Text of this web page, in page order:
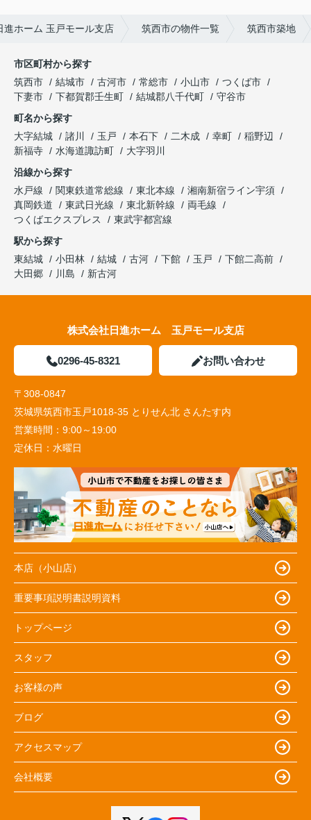
ホーム 玉戸モール支店 筑西市の物件一覧 筑西市築地
市区町村から探す
筑西市
結城市 古河市 常総市 小山市
つくば市
下妻市
下都賀郡壬生町 結城郡八千代町
守谷市
町名から探す
大字結城
諸川 玉戸 本石下 二木成 幸町
稲野辺
新福寺
水海道諏訪町
大字羽川
沿線から探す
水戸線
関東鉄道常総線 東北本線
湘南新宿ライン宇須
真岡鉄道
東武日光線 東北新幹線
両毛線
つくばエクスプレス
東武宇都宮線
駅から探す
東結城
小田林 結城 古河 下館 玉戸
下館二高前
大田郷
川島 新古河
株式会社日進ホーム 玉戸モール支店
0296-45-8321 お問い合わせ
〒308-0847
茨城県筑西市玉戸1018-35 とりせん北 さんたす内
営業時間： 9:00～19:00
定休日： 水曜日
本店（小山店）
重要事項説明書説明資料
トップページ
スタッフ
お客様の声
ブログ
アクセスマップ
会社概要